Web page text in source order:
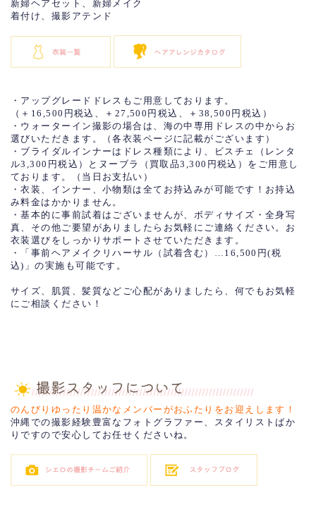
新婦ヘアセット、新婦メイク
着付け、撮影アテンド
・アップグレードドレスもご用意しております。
（＋16,500円税込、＋27,500円税込、＋38,500円税込）
・ウォーターイン撮影の場合は、海の中専用ドレスの中からお
選びいただきます。（各衣装ページに記載がございます）
・ブライダルインナーはドレス種類により、ビスチェ（レンタ
ル3,300円税込）とヌーブラ（買取品3,300円税込）をご用意し
ております。（当日お支払い）
・衣装、インナー、小物類は全てお持込みが可能です！お持込
み料金はかかりません。
・基本的に事前試着はございませんが、ボディサイズ・全身写
真、その他ご要望がありましたらお気軽にご連絡ください。お
衣装選びをしっかりサポートさせていただきます。
・「事前ヘアメイクリハーサル（試着含む）…16,500円(税
込)」の実施も可能です。
サイズ、肌質、髪質などご心配がありましたら、何でもお気軽
にご相談ください！
のんびりゆったり温かなメンバーがおふたりをお迎えします！
沖縄での撮影経験豊富なフォトグラファー、スタイリストばか
りですので安心してお任せくださいね。